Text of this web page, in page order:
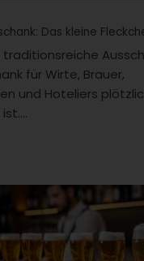
Das kleine
traditionsreiche
für Wirte, Brauer,
und Hoteliers